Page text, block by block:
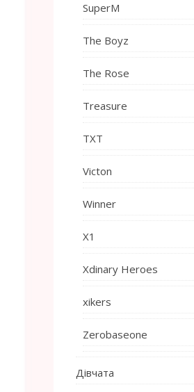
SuperM
The Boyz
The Rose
Treasure
TXT
Victon
Winner
X1
Xdinary Heroes
xikers
Zerobaseone
Дівчата